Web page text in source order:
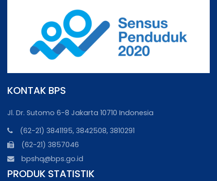
KONTAK BPS
Jl. Dr. Sutomo 6-8 Jakarta 10710 Indonesia
(62-21) 3841195, 3842508, 3810291
(62-21) 3857046
bpshq@bps.go.id
PRODUK STATISTIK